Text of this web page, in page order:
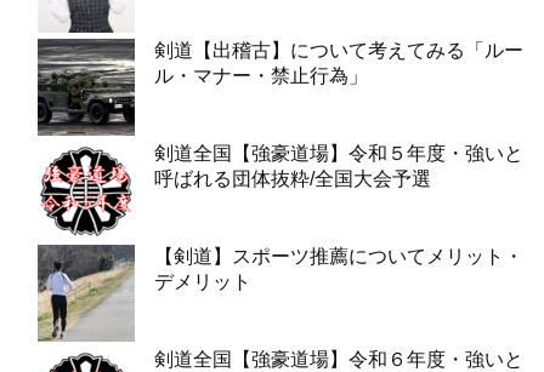
剣道【出稽古】について考えてみる「ルー
ル・マナー・禁止行為」
剣道全国【強豪道場】令和５年度・強いと
呼ばれる団体抜粋/全国大会予選
【剣道】スポーツ推薦についてメリット・
デメリット
剣道全国【強豪道場】令和６年度・強いと